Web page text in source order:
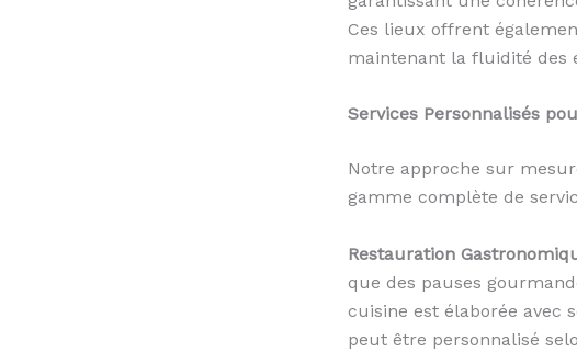
Ces lieux offrent
maintenant la fluidité des
Services Personnalisés
Notre approche sur
gamme complète de
Restauration
que des pauses
cuisine est élaborée avec
peut être personnalisé